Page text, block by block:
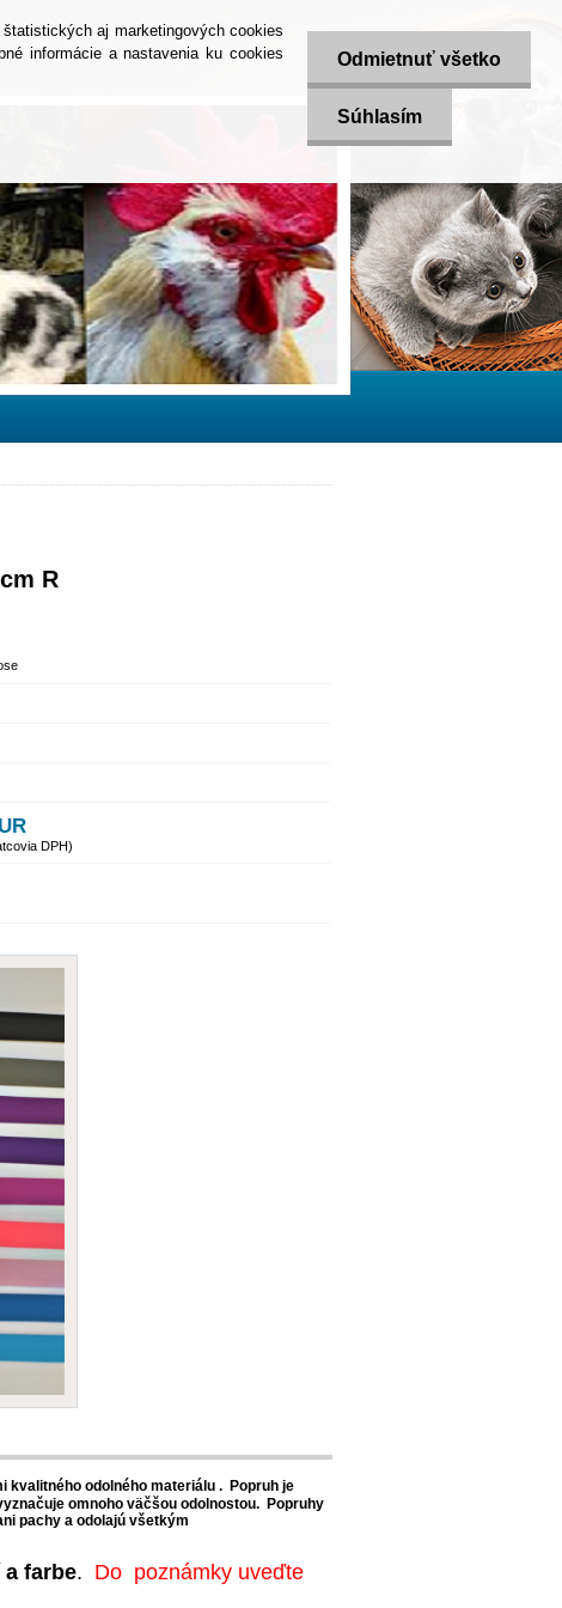
aj marketingových cookies
informácie a nastavenia ku cookies
Odmietnuť všetko
Súhlasím
R
DPH)
kvalitného odolného materiálu . Popruh je
omnoho väčšou odolnostou. Popruhy
pachy a odolajú všetkým
farbe. Do poznámky uveďte